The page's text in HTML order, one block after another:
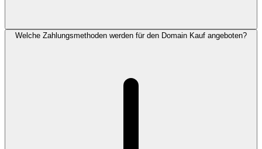
Welche Zahlungsmethoden werden für den Domain Kauf angeboten?